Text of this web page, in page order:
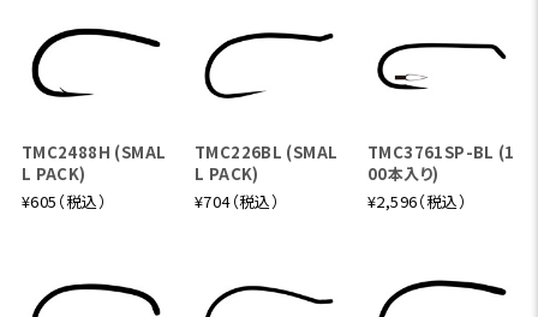
TMC2488H (SMAL
L PACK)
¥605（税込）
TMC226BL (SMAL
L PACK)
¥704（税込）
TMC3761SP-BL (1
00本入り)
¥2,596（税込）